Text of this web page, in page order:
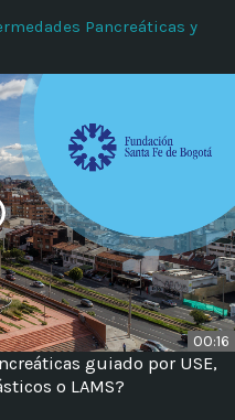
Pancreáticas y
00:16
guiado por USE,
o LAMS?